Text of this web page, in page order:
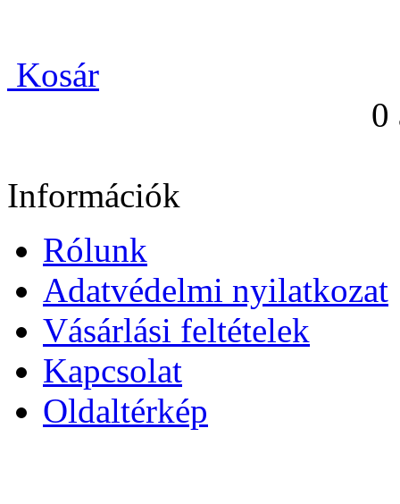
Kosár
0
Információk
Rólunk
Adatvédelmi nyilatkozat
Vásárlási feltételek
Kapcsolat
Oldaltérkép